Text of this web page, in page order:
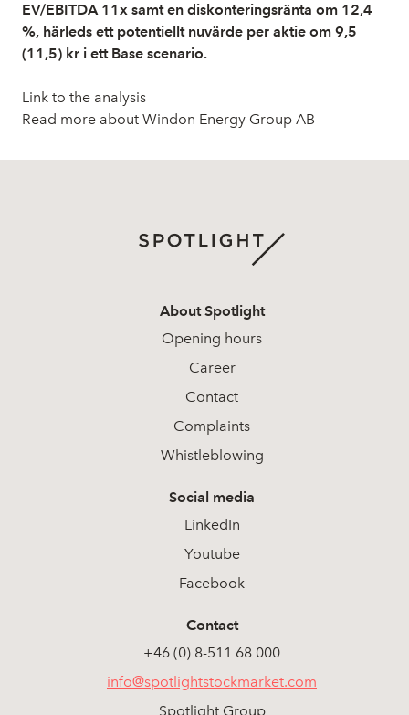
EV/EBITDA 11x samt en diskonteringsränta om 12,4
%, härleds ett potentiellt nuvärde per aktie om 9,5
(11,5) kr i ett Base scenario.
Link to the analysis
Read more about Windon Energy Group AB
About Spotlight
Opening hours
Career
Contact
Complaints
Whistleblowing
Social media
LinkedIn
Youtube
Facebook
Contact
+46 (0) 8-511 68 000
info@spotlightstockmarket.com
Spotlight Group